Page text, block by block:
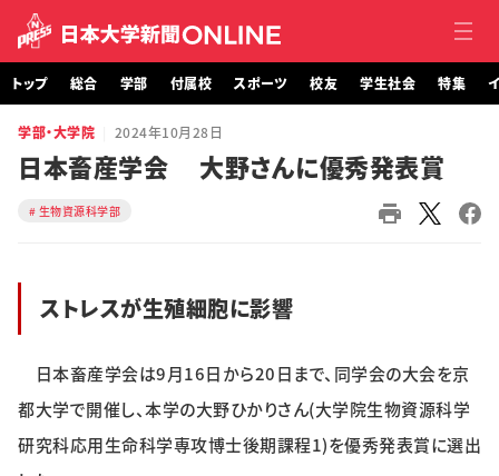
トップ
付属校
スポーツ
校友
学生社会
トップ 総合 学部 付属校 スポーツ 校友 学生社会 特集
学部・大学院 2024年10月28日
日本畜産学会 大野さんに優秀発表賞
生物資源科学部
ストレスが生殖細胞に影響
日本畜産学会は9月16日から20日まで、同学会の大会を京
都大学で開催し、本学の大野ひかりさん(大学院生物資源科学
研究科応用生命科学専攻博士後期課程1)を優秀発表賞に選出